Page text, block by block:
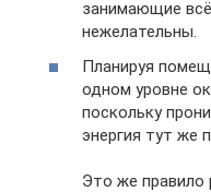
занимающие
нежелательны.
Планируя
одном уровне
поскольку
энергия тут же
Это же правило